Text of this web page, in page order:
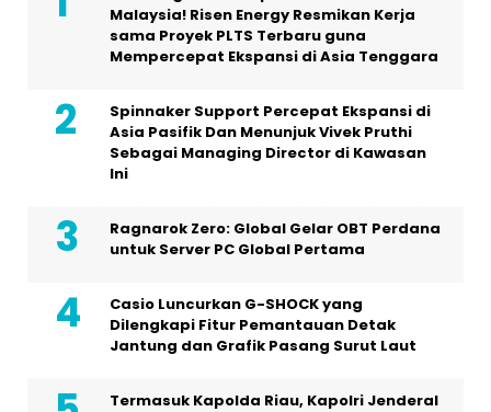
Malaysia! Risen Energy Resmikan Kerja
sama Proyek PLTS Terbaru guna
Mempercepat Ekspansi di Asia Tenggara
Spinnaker Support Percepat Ekspansi di
Asia Pasifik Dan Menunjuk Vivek Pruthi
Sebagai Managing Director di Kawasan
Ini
Ragnarok Zero: Global Gelar OBT Perdana
untuk Server PC Global Pertama
Casio Luncurkan G-SHOCK yang
Dilengkapi Fitur Pemantauan Detak
Jantung dan Grafik Pasang Surut Laut
Termasuk Kapolda Riau, Kapolri Jenderal